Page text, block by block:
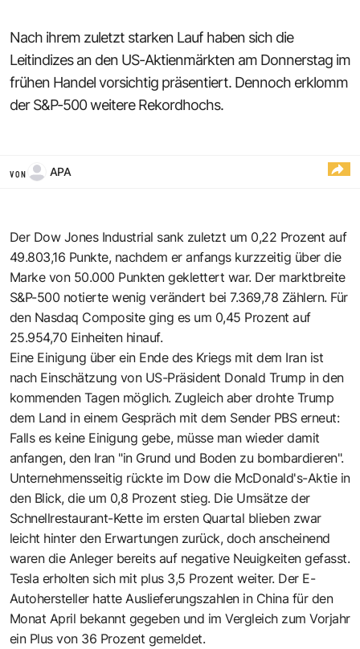
Nach ihrem zuletzt starken Lauf haben sich die
Leitindizes an den US-Aktienmärkten am Donnerstag im
frühen Handel vorsichtig präsentiert. Dennoch erklomm
der S&P-500 weitere Rekordhochs.
VON APA
Der Dow Jones Industrial sank zuletzt um 0,22 Prozent auf
49.803,16 Punkte, nachdem er anfangs kurzzeitig über die
Marke von 50.000 Punkten geklettert war. Der marktbreite
S&P-500 notierte wenig verändert bei 7.369,78 Zählern. Für
den Nasdaq Composite ging es um 0,45 Prozent auf
25.954,70 Einheiten hinauf.
Eine Einigung über ein Ende des Kriegs mit dem Iran ist
nach Einschätzung von US-Präsident Donald Trump in den
kommenden Tagen möglich. Zugleich aber drohte Trump
dem Land in einem Gespräch mit dem Sender PBS erneut:
Falls es keine Einigung gebe, müsse man wieder damit
anfangen, den Iran "in Grund und Boden zu bombardieren".
Unternehmensseitig rückte im Dow die McDonald's-Aktie in
den Blick, die um 0,8 Prozent stieg. Die Umsätze der
Schnellrestaurant-Kette im ersten Quartal blieben zwar
leicht hinter den Erwartungen zurück, doch anscheinend
waren die Anleger bereits auf negative Neuigkeiten gefasst.
Tesla erholten sich mit plus 3,5 Prozent weiter. Der E-
Autohersteller hatte Auslieferungszahlen in China für den
Monat April bekannt gegeben und im Vergleich zum Vorjahr
ein Plus von 36 Prozent gemeldet.